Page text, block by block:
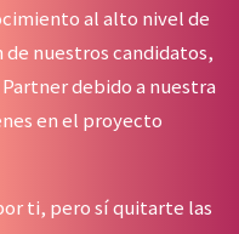
al alto nivel de
nuestros candidatos,
debido a nuestra
en el proyecto
ti, pero sí quitarte las